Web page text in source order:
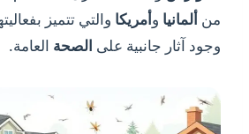
من ألمانيا وأمريكا والتي تتميز
وجود آثار جانبية على الصحة العامة.